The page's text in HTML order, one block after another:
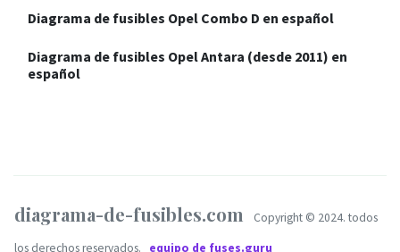
Diagrama de fusibles Opel Combo D en español
Diagrama de fusibles Opel Antara (desde 2011) en
español
diagrama-de-fusibles.com
Copyright © 2024. todos
los derechos reservados. equipo de fuses.guru